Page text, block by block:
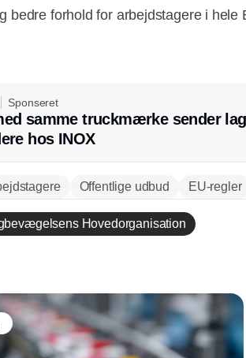
bedre forhold for arbejdstagere i hele
Sponseret
samme truckmærke sender
hos INOX
Offentlige udbud EU-regler
Hovedorganisation